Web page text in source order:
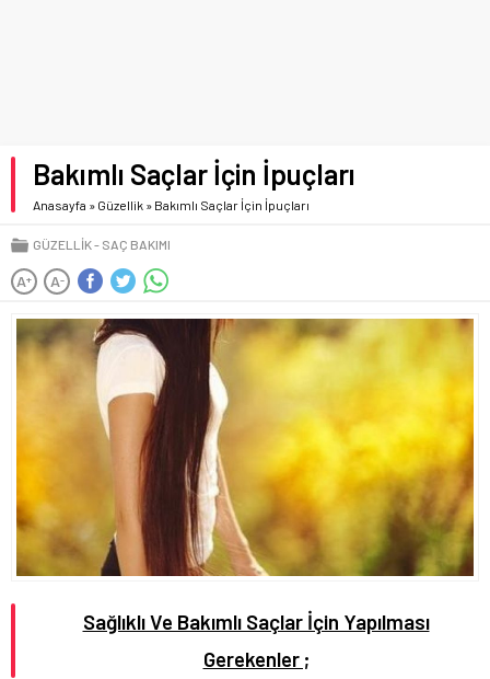
Bakımlı Saçlar İçin İpuçları
Anasayfa » Güzellik » Bakımlı Saçlar İçin İpuçları
GÜZELLIK SAÇ BAKIMI
A+ A-
Sağlıklı Ve Bakımlı Saçlar İçin Yapılması
Gerekenler ;